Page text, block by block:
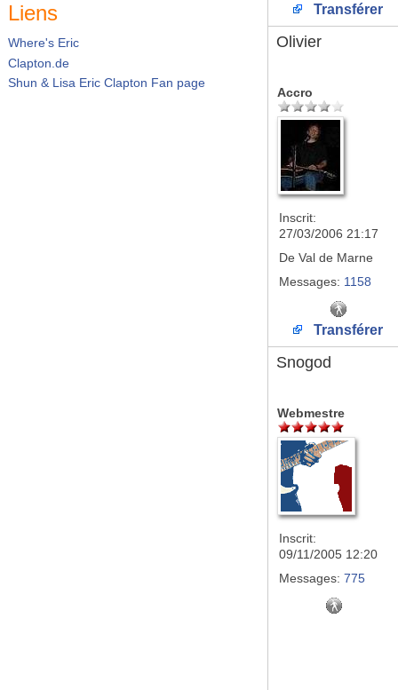
Liens
Where's Eric
Clapton.de
Shun & Lisa Eric Clapton Fan page
Transférer
Olivier
Accro
Inscrit:
27/03/2006 21:17
De Val de Marne
Messages: 1158
Transférer
Snogod
Webmestre
Inscrit:
09/11/2005 12:20
Messages: 775